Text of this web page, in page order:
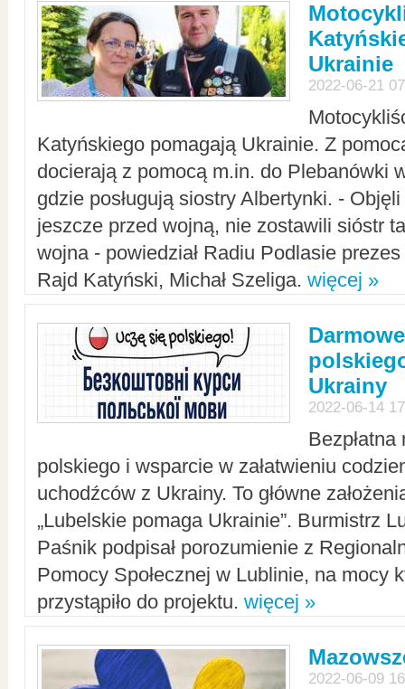
Ukrainie
2022-06-21
Katyńskiego pomagają Ukrainie. Z
docierają z pomocą m.in. do Plebanówki
gdzie posługują siostry Albertynki. -
jeszcze przed wojną, nie zostawili sióstr
wojna - powiedział Radiu Podlasie
Rajd Katyński, Michał Szeliga. więcej »
Ukrainy
2022-06-14
polskiego i wsparcie w załatwieniu
uchodźców z Ukrainy. To główne
„Lubelskie pomaga Ukrainie”. Burmistrz
Paśnik podpisał porozumienie z
Pomocy Społecznej w Lublinie, na mocy
przystąpiło do projektu. więcej »
2022-06-09